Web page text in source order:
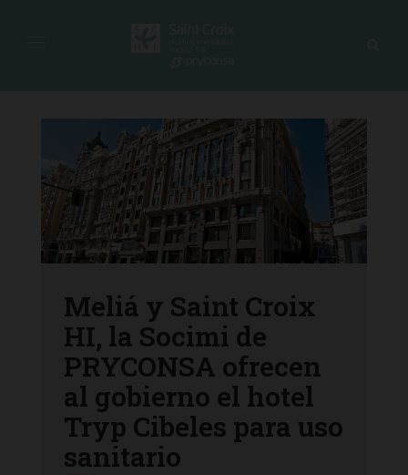
Meliá y Saint Croix
HI, la Socimi de
PRYCONSA ofrecen
al gobierno el hotel
Tryp Cibeles para uso
sanitario